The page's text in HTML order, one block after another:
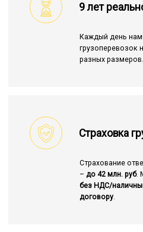
9 лет
Каждый день
грузоперевозок
разных размеров.
Страховка
Страхование
– до 42 млн. руб.
без НДС/
договору.